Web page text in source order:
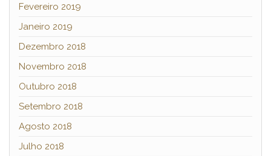
Fevereiro 2019
Janeiro 2019
Dezembro 2018
Novembro 2018
Outubro 2018
Setembro 2018
Agosto 2018
Julho 2018